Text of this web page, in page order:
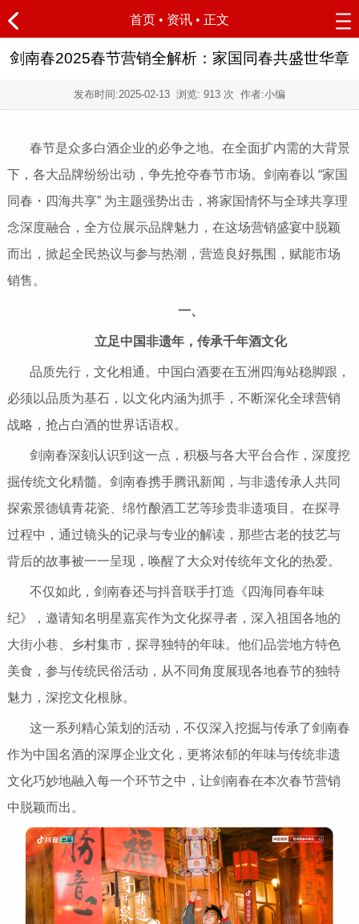
首页 • 资讯 • 正文
剑南春2025春节营销全解析：家国同春共盛世华章
发布时间:2025-02-13 浏览: 913 次 作者:小编
春节是众多白酒企业的必争之地。在全面扩内需的大背景
下，各大品牌纷纷出动，争先抢夺春节市场。剑南春以 “家国
同春・四海共享” 为主题强势出击，将家国情怀与全球共享理
念深度融合，全方位展示品牌魅力，在这场营销盛宴中脱颖
而出，掀起全民热议与参与热潮，营造良好氛围，赋能市场
销售。
一、
立足中国非遗年，传承千年酒文化
品质先行，文化相通。中国白酒要在五洲四海站稳脚跟，
必须以品质为基石，以文化内涵为抓手，不断深化全球营销
战略，抢占白酒的世界话语权。
剑南春深刻认识到这一点，积极与各大平台合作，深度挖
掘传统文化精髓。剑南春携手腾讯新闻，与非遗传承人共同
探索景德镇青花瓷、绵竹酿酒工艺等珍贵非遗项目。在探寻
过程中，通过镜头的记录与专业的解读，那些古老的技艺与
背后的故事被一一呈现，唤醒了大众对传统年文化的热爱。
不仅如此，剑南春还与抖音联手打造《四海同春年味
纪》，邀请知名明星嘉宾作为文化探寻者，深入祖国各地的
大街小巷、乡村集市，探寻独特的年味。他们品尝地方特色
美食，参与传统民俗活动，从不同角度展现各地春节的独特
魅力，深挖文化根脉。
这一系列精心策划的活动，不仅深入挖掘与传承了剑南春
作为中国名酒的深厚企业文化，更将浓郁的年味与传统非遗
文化巧妙地融入每一个环节之中，让剑南春在本次春节营销
中脱颖而出。